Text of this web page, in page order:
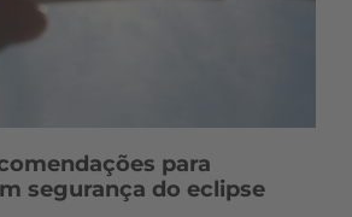
para
segurança do eclipse